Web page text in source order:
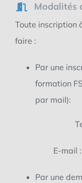
Modalités
Toute inscription
faire :
Par une
formation
par mail):
E-mail
Par une